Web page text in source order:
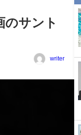
のサント
writer